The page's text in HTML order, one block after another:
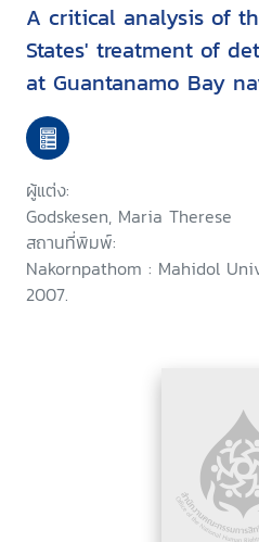
A critical analysis of
States' treatment of
at Guantanamo Bay
in the context
law
ผู้แต่ง:
Godskesen, Maria Therese
สถานที่พิมพ์:
Nakornpathom : Mahidol
2007.